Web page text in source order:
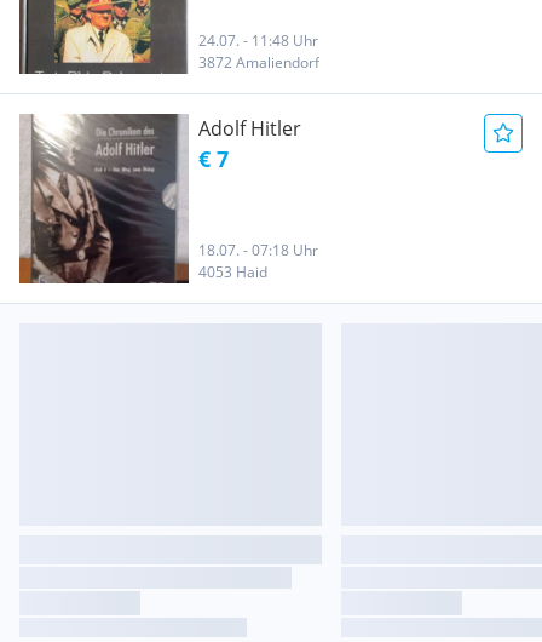
24.07. - 11:48 Uhr
3872 Amaliendorf
Adolf Hitler
€ 7
18.07. - 07:18 Uhr
4053 Haid